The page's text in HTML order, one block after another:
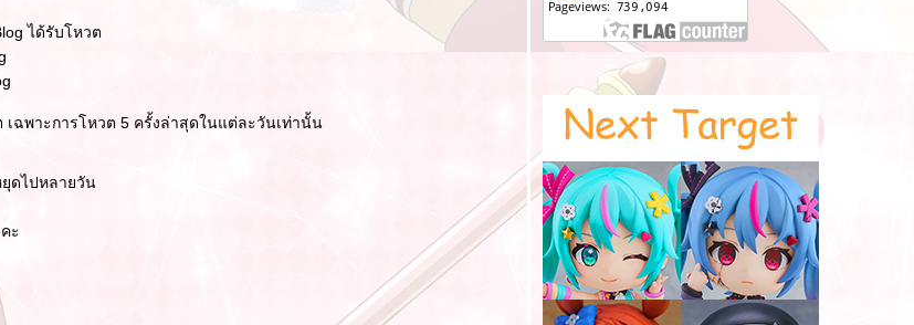
ได้รับโหวต
ฉพาะการโหวต 5 ครั้งล่าสุดในแต่ละวันเท่านั้น
ยุดไปหลายวัน
ะ